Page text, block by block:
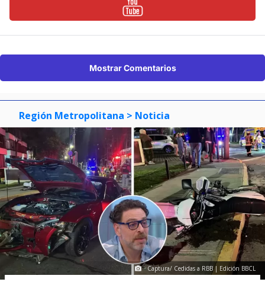
Mostrar Comentarios
Región Metropolitana > Noticia
Captura/ Cedidas a RBB | Edición BBCL